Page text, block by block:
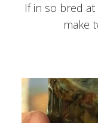
If in so bred
make